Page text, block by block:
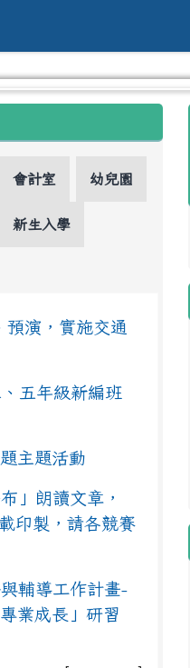
會計室 幼兒園
新生入學
演，實施交通
五年級新編班
主題活動
」朗讀文章，
印製，請各競賽
輔導工作計畫-
業成長」研習